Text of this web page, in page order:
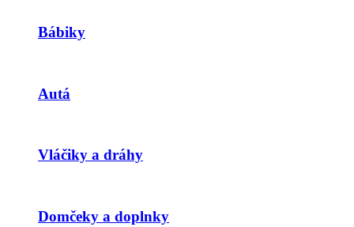
Bábiky
Autá
Vláčiky a dráhy
Domčeky a doplnky